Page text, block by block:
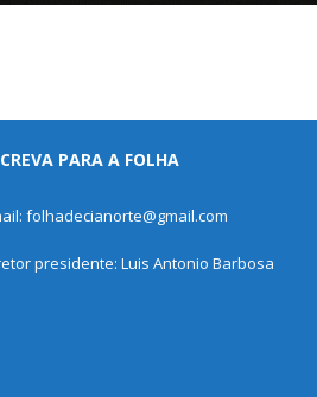
PARA A FOLHA
folhadecianorte@gmail.com
presidente: Luis Antonio Barbosa